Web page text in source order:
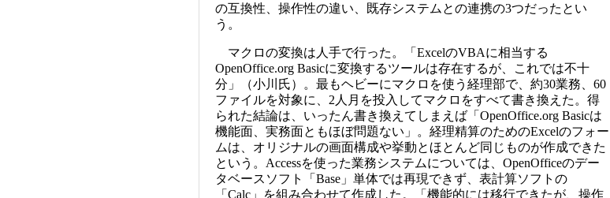
の互換性、操作性の違い、既存システムとの連携の3つだったとい
う。
マクロの変換は人手で行った。「ExcelのVBAに相当する
OpenOffice.org Basicに変換するツールは存在するが、これでは不十
分」（小川氏）。最もヘビーにマクロを使う経理部で、約30業務、60
ファイルを対象に、2人月を投入してマクロをすべて書き換えた。得
られた結論は、いったん書き換えてしまえば「OpenOffice.org Basicは
機能面、実務面ともほぼ問題ない」。経理精算のためのExcelのフォー
ムは、オリジナルの画面構成や挙動とほとんど同じものが作成できた
という。Accessを使った業務システムについては、OpenOfficeのデー
タベースソフト「Base」単体では再現できず、表計算ソフトの
「Calc」を組み合わせて作成した。「機能的には移行できたが、操作